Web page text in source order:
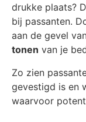
drukke plaats?
bij passanten.
aan de gevel
tonen van je
Zo zien
gevestigd is en
waarvoor